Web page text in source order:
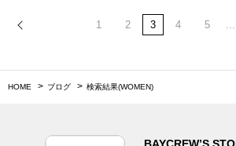
1 2 3 4 5 ...
HOME ブログ 検索結果(WOMEN)